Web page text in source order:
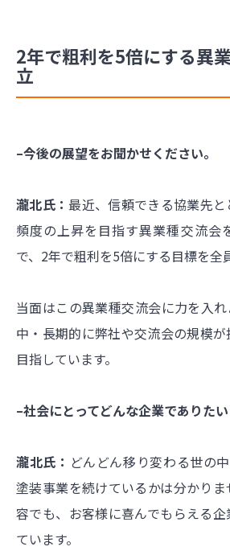
2年で粗利を5倍にする異
立
–今後の展望をお聞かせください。
瀧北氏： 最近、信頼できる協業先
頻度の上昇を目指す異業種交流会
で、2年で粗利を5倍にする目標を全
当面はこの異業種交流会に力を入れ
中・長期的に弊社や交流会の規模
目指しています。
–社会にとってどんな企業でありたい
瀧北氏： どんどん移り変わる世の
塗装事業を続けているかは分かり
容でも、お客様に喜んでもらえる
ています。